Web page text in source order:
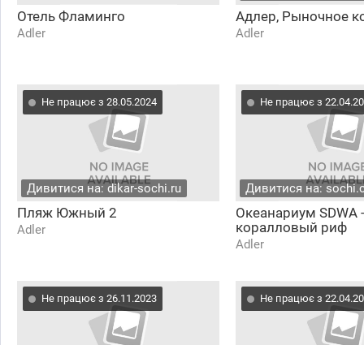
Отель Фламинго
Adler
Адлер, Рыночное
Adler
Не працює з 28.05.2024
Дивитися на: dikar-sochi.ru
Пляж Южный 2
Adler
Не працює з
Дивитися на:
Океанариум SDWA -
коралловый риф
Adler
Не працює з 26.11.2023 Не працює з